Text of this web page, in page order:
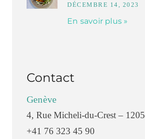
DÉCEMBRE 14, 2023
En savoir plus »
Contact
Genève
4, Rue Micheli-du-Crest – 1205
+41 76 323 45 90